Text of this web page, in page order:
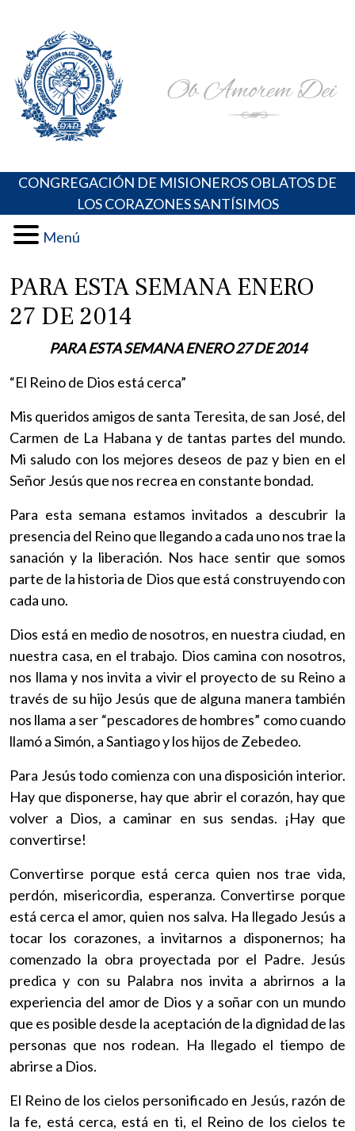
content
Portal de los Padres Oblatos. Advocaciones Marianas,
Oraciones, Música religiosa y más
CONGREGACIÓN DE MISIONEROS OBLATOS DE
LOS CORAZONES SANTÍSIMOS
Menú
PARA ESTA SEMANA ENERO
27 DE 2014
PARA ESTA SEMANA ENERO 27 DE 2014
“El Reino de Dios está cerca”
Mis queridos amigos de santa Teresita, de san José, del
Carmen de La Habana y de tantas partes del mundo.
Mi saludo con los mejores deseos de paz y bien en el
Señor Jesús que nos recrea en constante bondad.
Para esta semana estamos invitados a descubrir la
presencia del Reino que llegando a cada uno nos trae la
sanación y la liberación. Nos hace sentir que somos
parte de la historia de Dios que está construyendo con
cada uno.
Dios está en medio de nosotros, en nuestra ciudad, en
nuestra casa, en el trabajo. Dios camina con nosotros,
nos llama y nos invita a vivir el proyecto de su Reino a
través de su hijo Jesús que de alguna manera también
nos llama a ser “pescadores de hombres” como cuando
llamó a Simón, a Santiago y los hijos de Zebedeo.
Para Jesús todo comienza con una disposición interior.
Hay que disponerse, hay que abrir el corazón, hay que
volver a Dios, a caminar en sus sendas. ¡Hay que
convertirse!
Convertirse porque está cerca quien nos trae vida,
perdón, misericordia, esperanza. Convertirse porque
está cerca el amor, quien nos salva. Ha llegado Jesús a
tocar los corazones, a invitarnos a disponernos; ha
comenzado la obra proyectada por el Padre. Jesús
predica y con su Palabra nos invita a abrirnos a la
experiencia del amor de Dios y a soñar con un mundo
que es posible desde la aceptación de la dignidad de las
personas que nos rodean. Ha llegado el tiempo de
abrirse a Dios.
El Reino de los cielos personificado en Jesús, razón de
la fe, está cerca, está en ti, el Reino de los cielos te